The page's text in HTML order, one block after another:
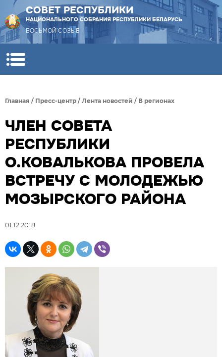
СОВЕТ РЕСПУБЛИКИ
НАЦИОНАЛЬНОГО СОБРАНИЯ РЕСПУБЛИКИ БЕЛАРУСЬ
ВОСЬМОЙ СОЗЫВ
Главная / Пресс-центр / Лента новостей / В регионах
ЧЛЕН СОВЕТА
РЕСПУБЛИКИ
О.КОВАЛЬКОВА ПРОВЕЛА
ВСТРЕЧУ С МОЛОДЕЖЬЮ
МОЗЫРСКОГО РАЙОНА
01.12.2018